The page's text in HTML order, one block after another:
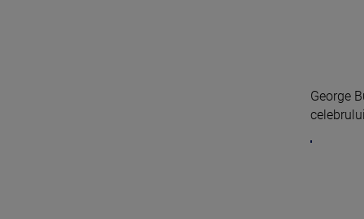
George